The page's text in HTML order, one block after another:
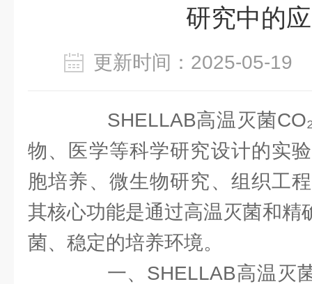
研究中的
更新时间：2025-05-
SHELLAB高温灭菌CO₂
物、医学等科学研究设计的实
胞培养、微生物研究、组织工
其核心功能是通过高温灭菌和精
菌、稳定的培养环境。
一、SHELLAB高温灭菌